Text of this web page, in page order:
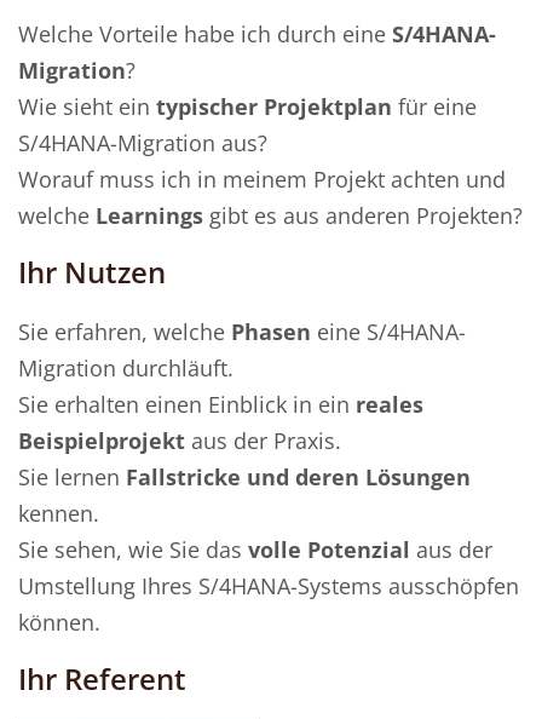
Welche Vorteile habe ich durch eine S/4HANA-
Migration?
Wie sieht ein typischer Projektplan für eine
S/4HANA-Migration aus?
Worauf muss ich in meinem Projekt achten und
welche Learnings gibt es aus anderen Projekten?
Ihr Nutzen
Sie erfahren, welche Phasen eine S/4HANA-
Migration durchläuft.
Sie erhalten einen Einblick in ein reales
Beispielprojekt aus der Praxis.
Sie lernen Fallstricke und deren Lösungen
kennen.
Sie sehen, wie Sie das volle Potenzial aus der
Umstellung Ihres S/4HANA-Systems ausschöpfen
können.
Ihr Referent